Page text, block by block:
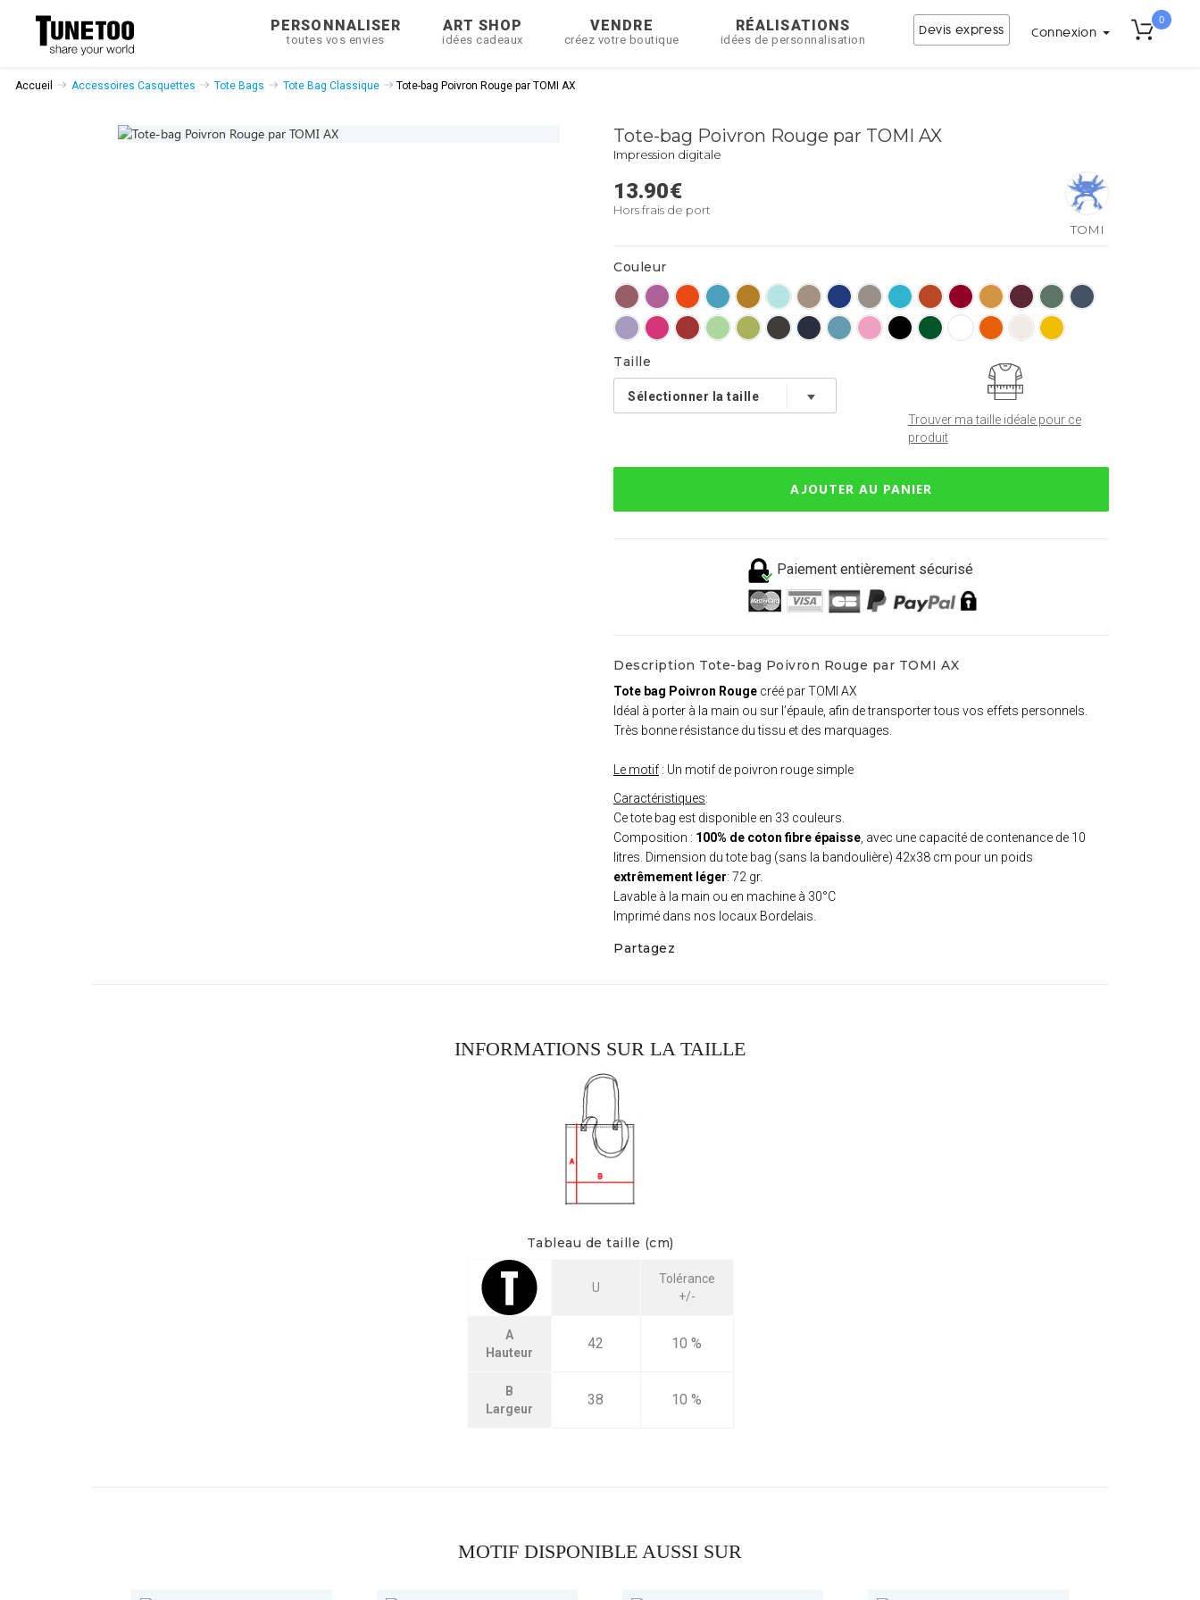
PERSONNALISER
toutes vos envies
ART SHOP
idées cadeaux
VENDRE
créez votre boutique
RÉALISATIONS
idées de personnalisation
Devis express Connexion
0
Accueil Accessoires Casquettes Tote Bags Tote Bag Classique Tote-bag Poivron Rouge par TOMI AX
Tote-bag Poivron Rouge par TOMI AX
Impression digitale
13.90€
Hors frais de port
TOMI
Couleur
Taille
Trouver ma taille idéale pour ce
produit
AJOUTER AU PANIER
Paiement entièrement sécurisé
Description Tote-bag Poivron Rouge par TOMI AX
Tote bag Poivron Rouge créé par TOMI AX
Idéal à porter à la main ou sur l’épaule, afin de transporter tous vos effets personnels.
Très bonne résistance du tissu et des marquages.
Le motif : Un motif de poivron rouge simple
Caractéristiques:
Ce tote bag est disponible en 33 couleurs.
Composition : 100% de coton fibre épaisse , avec une capacité de contenance de 10
litres. Dimension du tote bag (sans la bandoulière) 42x38 cm pour un poids
extrêmement léger: 72 gr.
Lavable à la main ou en machine à 30°C
Imprimé dans nos locaux Bordelais.
Partagez
INFORMATIONS SUR LA TAILLE
Tableau de taille (cm)
U
Tolérance
+/-
A
Hauteur
42 10 %
B
Largeur
38 10 %
MOTIF DISPONIBLE AUSSI SUR